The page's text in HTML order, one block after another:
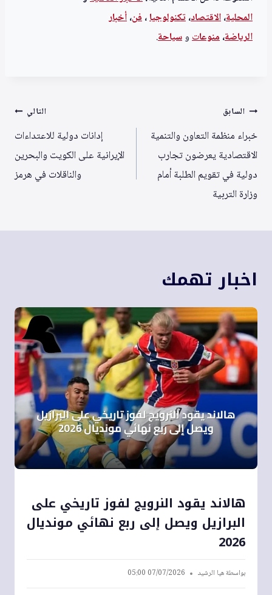
المحلية،الاقتصاد،تكنولوجيا،فن،أخبار
الرياضة،منوعاتوسياحة.
تصفّح
المقالات
السابق
خبراء منظمة التعاون والتنمية
الاقتصادية يعرضون تجارب
دولية في تقويم الطلبة أمام
وزارة التربية
التالي
إدانات دولية للاعتداءات
الإيرانية على الكويت والبحرين
والناقلات في هرمز
اخبار تهمك
هالاند يقود النرويج لفوز تاريخي على
البرازيل ويصل إلى ربع نهائي مونديال
2026
بواسطةهيا الرشيد 07/07/2026 05:00